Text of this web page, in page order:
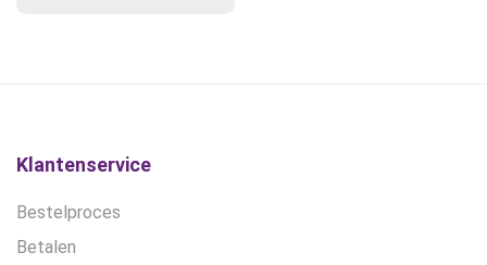
de
Klantenservice
Bestelproces
Betalen